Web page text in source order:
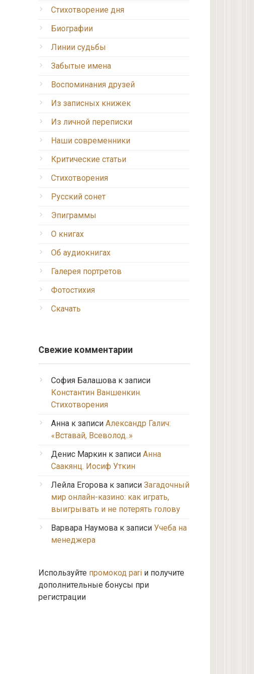
Стихотворение дня
Биографии
Линии судьбы
Забытые имена
Воспоминания друзей
Из записных книжек
Из личной переписки
Наши современники
Критические статьи
Стихотворения
Русский сонет
Эпиграммы
О книгах
Об аудиокнигах
Галерея портретов
Фотостихия
Скачать
Свежие комментарии
София Балашова к записи
Константин Ваншенкин.
Стихотворения
Анна к записи Александр Галич:
«Вставай, Всеволод..»
Денис Маркин к записи Анна
Саакянц. Иосиф Уткин
Лейла Егорова к записи Загадочный
мир онлайн-казино: как играть,
выигрывать и не потерять голову
Варвара Наумова к записи Учеба на
менеджера
Используйте промокод pari и получите
дополнительные бонусы при
регистрации